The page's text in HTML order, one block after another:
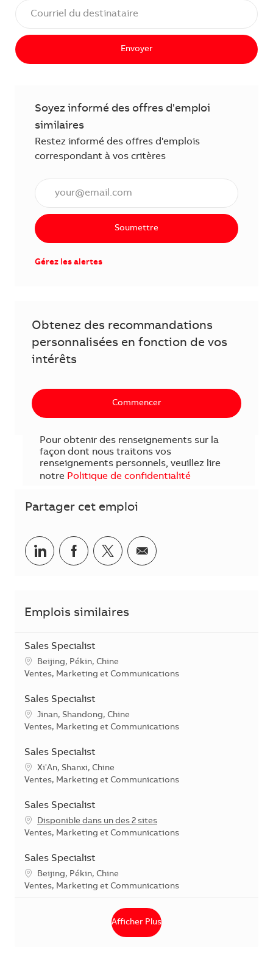
Envoyer
Soyez informé des offres d'emploi
similaires
Restez informé des offres d'emplois
correspondant à vos critères
Soumettre
Gérez les alertes
Obtenez des recommandations
personnalisées en fonction de vos
intérêts
Commencer
Pour obtenir des renseignements sur la
façon dont nous traitons vos
renseignements personnels, veuillez lire
notre Politique de confidentialité
Partager cet emploi
Partager sur LinkedIn
Partager sur Facebook
Share via twitter
Partager par courriel
Emplois similaires
Sales Specialist
Emplacement
Beijing, Pékin, Chine
Catégorie
Ventes, Marketing et Communications
Sales Specialist
Emplacement
Jinan, Shandong, Chine
Catégorie
Ventes, Marketing et Communications
Sales Specialist
Emplacement
Xi'An, Shanxi, Chine
Catégorie
Ventes, Marketing et Communications
Sales Specialist
Disponible dans un des 2 sites
Catégorie
Ventes, Marketing et Communications
Sales Specialist
Emplacement
Beijing, Pékin, Chine
Catégorie
Ventes, Marketing et Communications
Afficher Plus